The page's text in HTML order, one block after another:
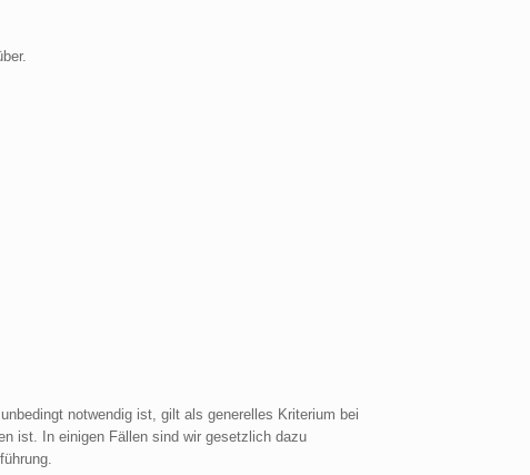
notwendig ist, gilt als generelles Kriterium bei
ist. In einigen Fällen sind wir gesetzlich dazu